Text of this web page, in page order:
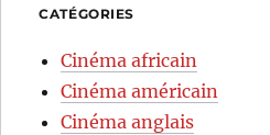
CATÉGORIES
Cinéma africain
Cinéma américain
Cinéma anglais